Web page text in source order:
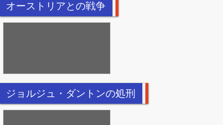
オーストリアとの戦争
ジョルジュ・ダントンの処刑